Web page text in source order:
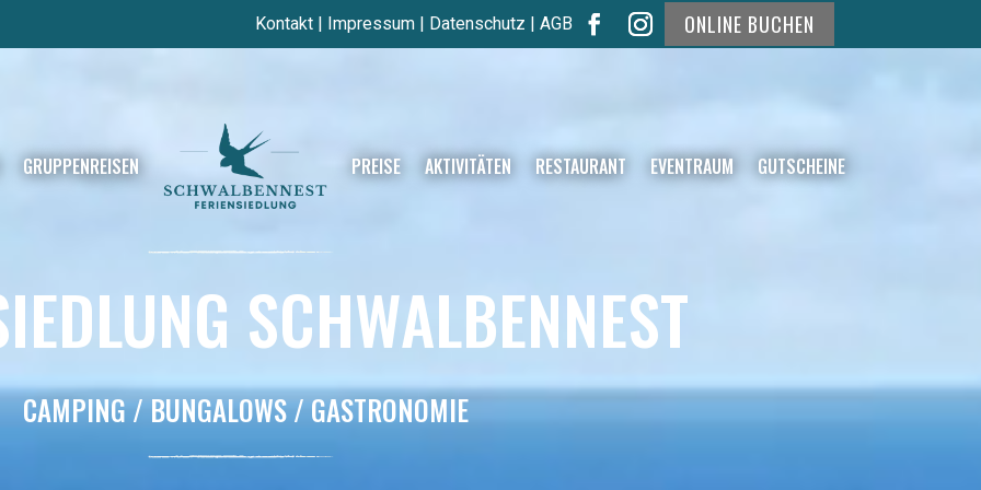
ONLINE BUCHEN
Kontakt| Impressum| Datenschutz | AGB
GRUPPENREISEN PREISE AKTIVITÄTEN RESTAURANT EVENTRAUM GUTSCHEINE
SCHWALBENNEST
CAMPING / BUNGALOWS / GASTRONOMIE